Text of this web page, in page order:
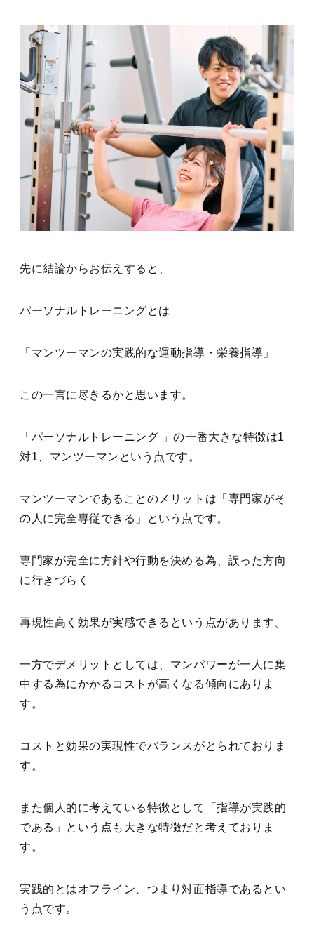
先に結論からお伝えすると、
パーソナルトレーニングとは
「マンツーマンの実践的な運動指導・栄養指導」
この一言に尽きるかと思います。
「パーソナルトレーニング 」の一番大きな特徴は1
対1、マンツーマンという点です。
マンツーマンであることのメリットは「専門家がそ
の人に完全専従できる」という点です。
専門家が完全に方針や行動を決める為、誤った方向
に行きづらく
再現性高く効果が実感できるという点があります。
一方でデメリットとしては、マンパワーが一人に集
中する為にかかるコストが高くなる傾向にありま
す。
コストと効果の実現性でバランスがとられておりま
す。
また個人的に考えている特徴として「指導が実践的
である」という点も大きな特徴だと考えておりま
す。
実践的とはオフライン、つまり対面指導であるとい
う点です。